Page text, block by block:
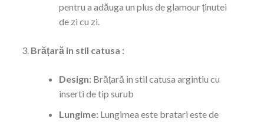
pentru a adăuga un plus de glamour ținutei
de zi cu zi.
Brățară in stil catusa :
Design:Brățară in stil catusa argintiu cu
inserti de tip surub
Lungime: Lungimea este bratari este de